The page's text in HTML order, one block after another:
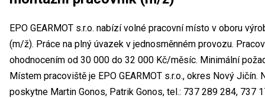
EPO GEARMOT s.r.o. nabízí volné pracovní místo v oboru
(m/ž). Práce na plný úvazek v jednosměnném provozu.
ohodnocením od 30 000 do 32 000 Kč/měsíc. Minimální
Místem pracoviště je EPO GEARMOT s.r.o., okres Nový
poskytne Martin Gonos, Patrik Gonos, tel.: 737 289 284, 737